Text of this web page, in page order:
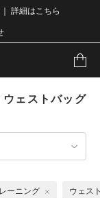
詳細はこちら
ェストバッグ
ーニング ウェス